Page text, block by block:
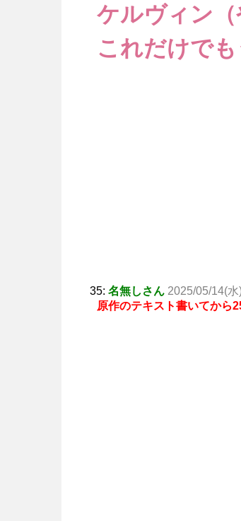
ケルヴィン（
これだけで
35: 名無しさん 2025/05/14(
原作のテキスト書いてから